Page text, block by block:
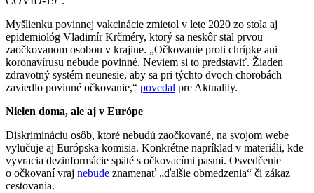
Myšlienku povinnej vakcinácie zmietol v lete 2020 zo stola aj
epidemiológ Vladimír Krčméry, ktorý sa neskôr stal prvou
zaočkovanom osobou v krajine. „Očkovanie proti chrípke ani
koronavírusu nebude povinné. Neviem si to predstaviť. Žiaden
zdravotný systém neunesie, aby sa pri týchto dvoch chorobách
zaviedlo povinné očkovanie,“ povedal pre Aktuality.
Nielen doma, ale aj v Európe
Diskrimináciu osôb, ktoré nebudú zaočkované, na svojom webe
vylučuje aj Európska komisia. Konkrétne napríklad v materiáli, kde
vyvracia dezinformácie späté s očkovacími pasmi. Osvedčenie
o očkovaní vraj nebude znamenať „ďalšie obmedzenia“ či zákaz
cestovania.